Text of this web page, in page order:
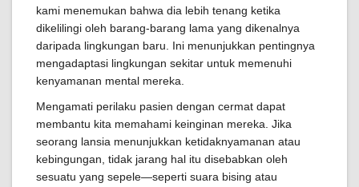
kami menemukan bahwa dia lebih tenang ketika
dikelilingi oleh barang-barang lama yang dikenalnya
daripada lingkungan baru. Ini menunjukkan pentingnya
mengadaptasi lingkungan sekitar untuk memenuhi
kenyamanan mental mereka.
Mengamati perilaku pasien dengan cermat dapat
membantu kita memahami keinginan mereka. Jika
seorang lansia menunjukkan ketidaknyamanan atau
kebingungan, tidak jarang hal itu disebabkan oleh
sesuatu yang sepele—seperti suara bising atau